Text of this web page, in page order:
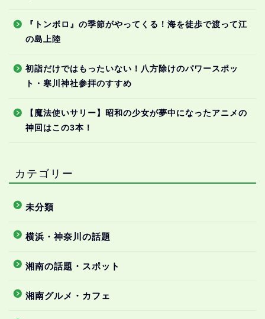
『トンボロ』の季節がやってくる！海を徒歩で渡って江
の島上陸
初詣だけではもったいない！八方除けのパワースポッ
ト・寒川神社参拝のすすめ
【魔法使いサリー】昭和の少女が夢中になったアニメの
神回はこの3本！
カテゴリー
未分類
横浜・神奈川の話題
湘南の話題・スポット
湘南グルメ・カフェ